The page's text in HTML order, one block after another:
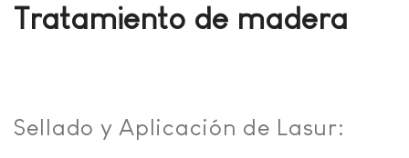
Tratamiento de madera
Sellado y Aplicación de Lasur: